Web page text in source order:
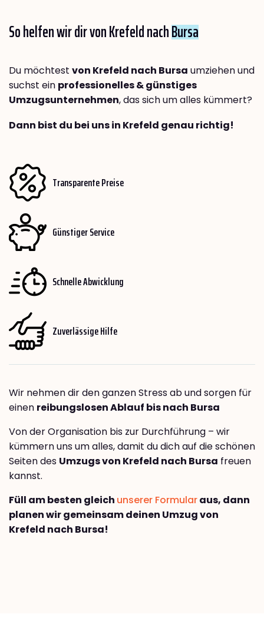
So helfen wir dir von Krefeld nachBursa
Du möchtest von Krefeld nach Bursa umziehen und
suchst ein professionelles & günstiges
Umzugsunternehmen, das sich um alles kümmert?
Dann bist du bei uns in Krefeld genau richtig!
Transparente Preise
Günstiger Service
Schnelle Abwicklung
Zuverlässige Hilfe
Wir nehmen dir den ganzen Stress ab und sorgen für
einen reibungslosen Ablauf bis nach Bursa
Von der Organisation bis zur Durchführung – wir
kümmern uns um alles, damit du dich auf die schönen
Seiten des Umzugs von Krefeld nach Bursa freuen
kannst.
Füll am besten gleich unserer Formularaus, dann
planen wir gemeinsam deinen Umzug von
Krefeld nach Bursa!